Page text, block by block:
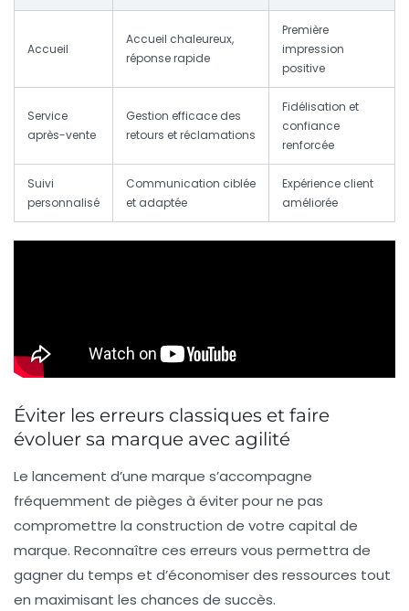
Accueil
Accueil chaleureux,
réponse rapide
Première
impression
positive
Service
après-vente
Gestion efficace des
retours et réclamations
Fidélisation et
confiance
renforcée
Suivi
personnalisé
Communication ciblée
et adaptée
Expérience client
améliorée
Éviter les erreurs classiques et faire
évoluer sa marque avec agilité
Le lancement d’une marque s’accompagne
fréquemment de pièges à éviter pour ne pas
compromettre la construction de votre capital de
marque. Reconnaître ces erreurs vous permettra de
gagner du temps et d’économiser des ressources tout
en maximisant les chances de succès.